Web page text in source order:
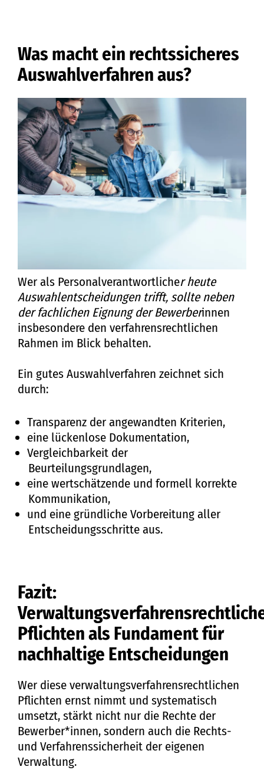
Was macht ein rechtssicheres
Auswahlverfahren aus?
Wer als Personalverantwortlicher heute
Auswahlentscheidungen trifft, sollte neben
der fachlichen Eignung der Bewerberinnen
insbesondere den verfahrensrechtlichen
Rahmen im Blick behalten.
Ein gutes Auswahlverfahren zeichnet sich
durch:
Transparenz der angewandten Kriterien,
eine lückenlose Dokumentation,
Vergleichbarkeit der
Beurteilungsgrundlagen,
eine wertschätzende und formell korrekte
Kommunikation,
und eine gründliche Vorbereitung aller
Entscheidungsschritte aus.
Fazit:
Pflichten als Fundament für
nachhaltige Entscheidungen
Wer diese verwaltungsverfahrensrechtlichen
Pflichten ernst nimmt und systematisch
umsetzt, stärkt nicht nur die Rechte der
Bewerber*innen, sondern auch die Rechts-
und Verfahrenssicherheit der eigenen
Verwaltung.